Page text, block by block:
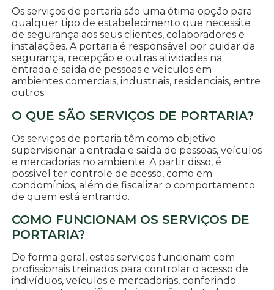
Os serviços de portaria são uma ótima opção para
qualquer tipo de estabelecimento que necessite
de segurança aos seus clientes, colaboradores e
instalações. A portaria é responsável por cuidar da
segurança, recepção e outras atividades na
entrada e saída de pessoas e veículos em
ambientes comerciais, industriais, residenciais, entre
outros.
O QUE SÃO SERVIÇOS DE PORTARIA?
Os serviços de portaria têm como objetivo
supervisionar a entrada e saída de pessoas, veículos
e mercadorias no ambiente. A partir disso, é
possível ter controle de acesso, como em
condomínios, além de fiscalizar o comportamento
de quem está entrando.
COMO FUNCIONAM OS SERVIÇOS DE
PORTARIA?
De forma geral, estes serviços funcionam com
profissionais treinados para controlar o acesso de
indivíduos, veículos e mercadorias, conferindo